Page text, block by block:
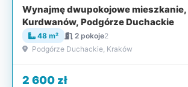
Wynajmę dwupokojowe mieszkanie,
Kurdwanów, Podgórze Duchackie
48 m² 2 pokoje2
Podgórze Duchackie, Kraków
2 600 zł